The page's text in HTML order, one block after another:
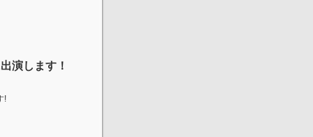
演します！
!